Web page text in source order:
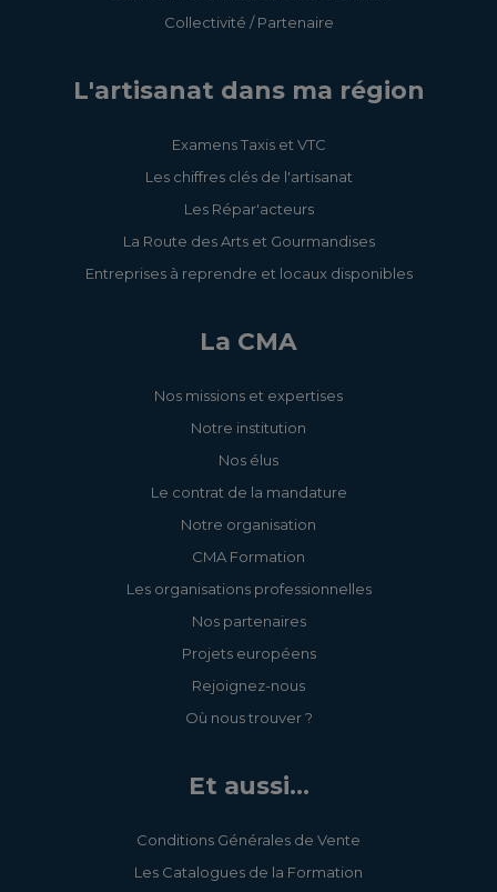
Collectivité / Partenaire
L'artisanat dans ma région
Examens Taxis et VTC
Les chiffres clés de l'artisanat
Les Répar'acteurs
La Route des Arts et Gourmandises
Entreprises à reprendre et locaux disponibles
La CMA
Nos missions et expertises
Notre institution
Nos élus
Le contrat de la mandature
Notre organisation
CMA Formation
Les organisations professionnelles
Nos partenaires
Projets européens
Rejoignez-nous
Où nous trouver ?
Et aussi...
Conditions Générales de Vente
Les Catalogues de la Formation